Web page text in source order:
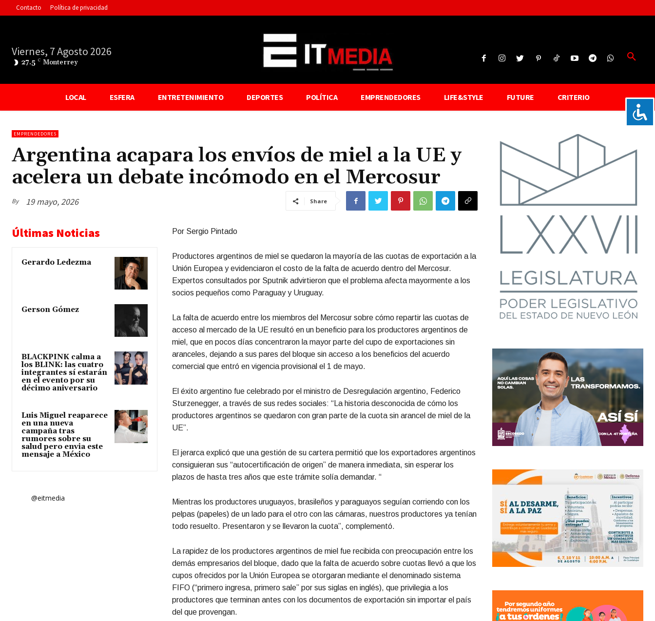
Contacto Política de privacidad
Viernes, 7 Agosto 2026
27.5 C Monterrey
LOCAL ESFERA ENTRETENIMIENTO DEPORTES POLÍTICA EMPRENDEDORES LIFE&STYLE FUTURE CRITERIO
EMPRENDEDORES
Argentina acapara los envíos de miel a la UE y
acelera un debate incómodo en el Mercosur
By 19 mayo, 2026 Share
Últimas Noticias
Gerardo Ledezma
Gerson Gómez
BLACKPINK calma a
los BLINK: las cuatro
integrantes sí estarán
en el evento por su
décimo aniversario
Luis Miguel reaparece
en una nueva
campaña tras
rumores sobre su
salud pero envia este
mensaje a México
@eitmedia
Por Sergio Pintado
Productores argentinos de miel se quedaron la mayoría de las cuotas de exportación a la
Unión Europea y evidenciaron el costo de la falta de acuerdo dentro del Mercosur.
Expertos consultados por Sputnik advirtieron que el problema afecta mayormente a los
socios pequeños como Paraguay y Uruguay.
La falta de acuerdo entre los miembros del Mercosur sobre cómo repartir las cuotas de
acceso al mercado de la UE resultó en un beneficio para los productores argentinos de
miel, que en pocos días concentraron la mayor parte del cupo de exportaciones sin
aranceles, dejando a sus pares del bloque sin acceso a los beneficios del acuerdo
comercial que entró en vigencia provisional el 1 de mayo.
El éxito argentino fue celebrado por el ministro de Desregulación argentino, Federico
Sturzenegger, a través de sus redes sociales: “La historia desconocida de cómo los
productores argentinos se quedaron con gran parte de la cuota sin arancel de miel de la
UE”.
El jerarca explicó que una gestión de su cartera permitió que los exportadores argentinos
consiguieran sus “autocertificación de origen” de manera inmediata, sin esperar los
plazos de hasta tres años que este trámite solía demandar. “
Mientras los productores uruguayos, brasileños y paraguayos seguían corriendo con los
pelpas (papeles) de un lado para el otro con las cámaras, nuestros productores ya tenían
todo resuelto. Presentaron y se llevaron la cuota”, complementó.
La rapidez de los productores argentinos de miel fue recibida con preocupación entre los
demás empresarios del bloque, dado que la falta de acuerdo sobre cuotas llevó a que los
cupos ofrecidos por la Unión Europea se otorgaran mediante el denominado sistema
FIFO (“primero ingresa, primero sale” por sus siglas en inglés), que privilegia a los
productores que terminan antes con los documentos de exportación sin importar el país
del que provengan.